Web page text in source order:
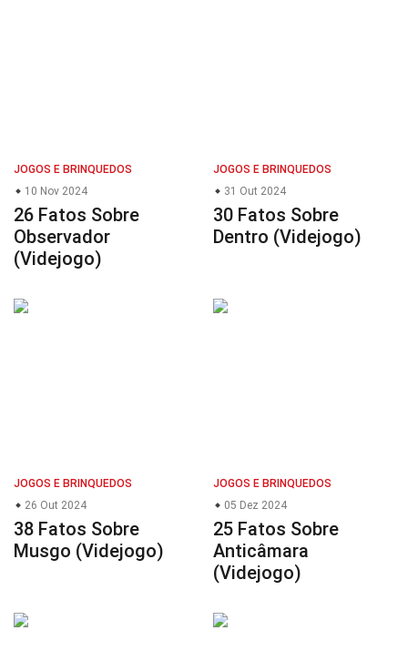
JOGOS E BRINQUEDOS
10 Nov 2024
26 Fatos Sobre
Observador
(Videjogo)
JOGOS E BRINQUEDOS
31 Out 2024
30 Fatos Sobre
Dentro (Videjogo)
JOGOS E BRINQUEDOS
26 Out 2024
38 Fatos Sobre
Musgo (Videjogo)
JOGOS E BRINQUEDOS
05 Dez 2024
25 Fatos Sobre
Anticâmara
(Videjogo)